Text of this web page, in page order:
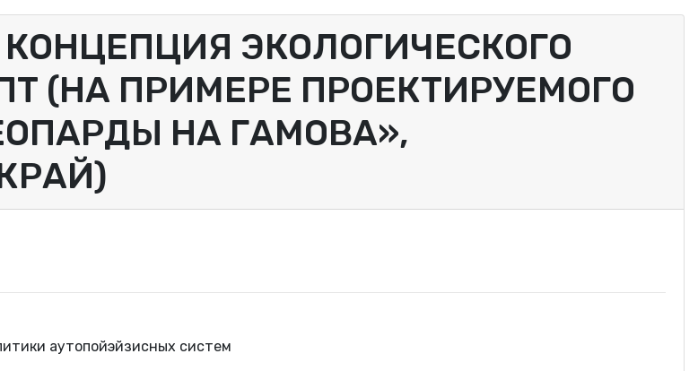
ЭКОЛОГИЧЕСКОГО
(НА ПРИМЕРЕ ПРОЕКТИРУЕМОГО
НА ГАМОВА»,
аутопойэйзисных систем